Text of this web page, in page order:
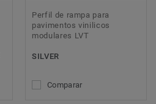
Perfil de rampa para
pavimentos vinilicos
modulares LVT
SILVER
Comparar